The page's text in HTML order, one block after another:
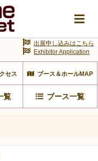
セス ブース＆ホールMAP
覧 ブース一覧
出展申し込みはこちら
Exhibitor Application